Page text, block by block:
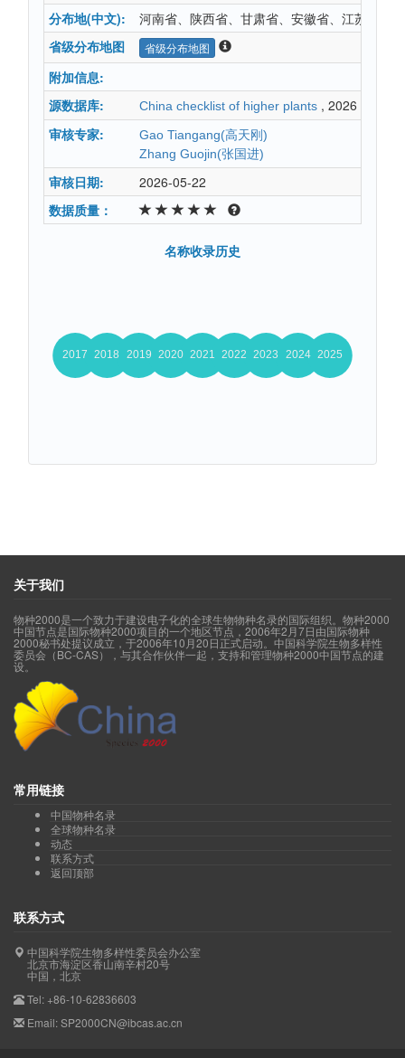
分布地(中文):
河南省、陕西省、甘肃省、安徽省、江苏省、
省级分布地图
省级分布地图
附加信息:
源数据库:
China checklist of higher plants , 2026
审核专家:
Gao Tiangang(高天刚)
Zhang Guojin(张国进)
审核日期:
2026-05-22
数据质量：
名称收录历史
关于我们
物种2000是一个致力于建设电子化的全球生物物种名录的国际组织。物种2000
中国节点是国际物种2000项目的一个地区节点，2006年2月7日由国际物种
2000秘书处提议成立，于2006年10月20日正式启动。中国科学院生物多样性
委员会（BC-CAS），与其合作伙伴一起，支持和管理物种2000中国节点的建
设。
常用链接
中国物种名录
全球物种名录
动态
联系方式
返回顶部
联系方式
中国科学院生物多样性委员会办公室
北京市海淀区香山南辛村20号
中国，北京
Tel: +86-10-62836603
Email: SP2000CN@ibcas.ac.cn